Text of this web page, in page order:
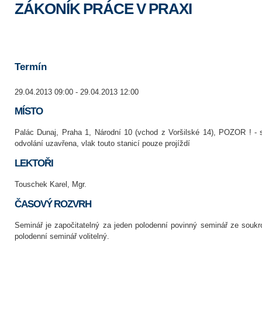
ZÁKONÍK PRÁCE V PRAXI
Termín
29.04.2013 09:00 - 29.04.2013 12:00
MÍSTO
Palác Dunaj, Praha 1, Národní 10 (vchod z Voršilské 14), POZOR ! -
odvolání uzavřena, vlak touto stanicí pouze projíždí
LEKTOŘI
Touschek Karel, Mgr.
ČASOVÝ ROZVRH
Seminář je započitatelný za jeden polodenní povinný seminář ze
polodenní seminář volitelný.